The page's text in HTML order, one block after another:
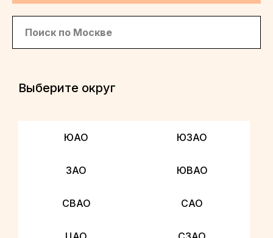
Выберите округ
ЮАО ЮЗАО
ЗАО ЮВАО
СВАО САО